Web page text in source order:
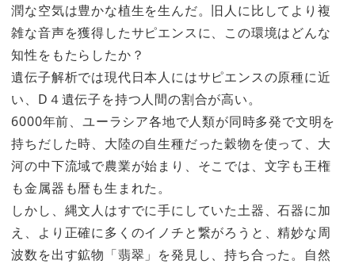
潤な空気は豊かな植生を生んだ。旧人に比してより複
雑な音声を獲得したサピエンスに、この環境はどんな
知性をもたらしたか？
遺伝子解析では現代日本人にはサピエンスの原種に近
い、D４遺伝子を持つ人間の割合が高い。
6000年前、ユーラシア各地で人類が同時多発で文明を
持ちだした時、大陸の自生種だった穀物を使って、大
河の中下流域で農業が始まり、そこでは、文字も王権
も金属器も暦も生まれた。
しかし、縄文人はすでに手にしていた土器、石器に加
え、より正確に多くのイノチと繋がろうと、精妙な周
波数を出す鉱物「翡翠」を発見し、持ち合った。自然